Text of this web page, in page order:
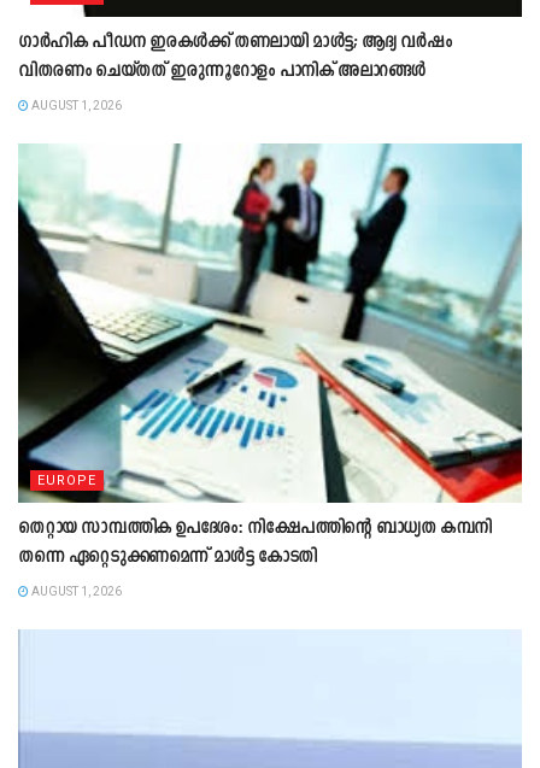
ഗാർഹിക പീഡന ഇരകൾക്ക് തണലായി മാൾട്ട; ആദ്യ വർഷം
വിതരണം ചെയ്തത് ഇരുന്നൂറോളം പാനിക് അലാറങ്ങൾ
AUGUST 1, 2026
EUROPE
തെറ്റായ സാമ്പത്തിക ഉപദേശം: നിക്ഷേപത്തിന്റെ ബാധ്യത കമ്പനി
തന്നെ ഏറ്റെടുക്കണമെന്ന് മാൾട്ട കോടതി
AUGUST 1, 2026